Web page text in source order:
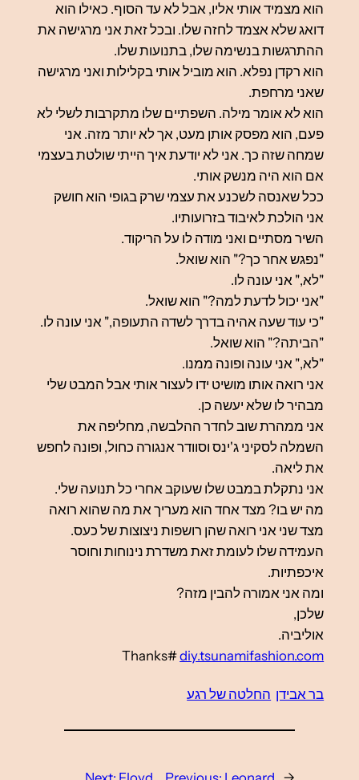
הוא מצמיד אותי אליו, אבל לא עד הסוף. כאילו הוא
דואג שלא אצמד לחזה שלו. ובכל זאת אני מרגישה את
ההתרגשות בנשימה שלו, בתנועות שלו.
הוא רקדן נפלא. הוא מוביל אותי בקלילות ואני מרגישה
שאני מרחפת.
הוא לא אומר מילה. השפתיים שלו מתקרבות לשלי לא
פעם, הוא מפסק אותן מעט, אך לא יותר מזה. אני
שמחה שזה כך. אני לא יודעת איך הייתי שולטת בעצמי
אם הוא היה מנשק אותי.
ככל שאנסה לשכנע את עצמי שרק בגופי הוא חושק
אני הולכת לאיבוד בזרועותיו.
השיר מסתיים ואני מודה לו על הריקוד.
"נפגש אחר כך?" הוא שואל.
"לא," אני עונה לו.
"אני יכול לדעת למה?" הוא שואל.
"כי עוד שעה אהיה בדרך לשדה התעופה," אני עונה לו.
"הביתה?" הוא שואל.
"לא," אני עונה ופונה ממנו.
אני רואה אותו מושיט ידו לעצור אותי אבל המבט שלי
מבהיר לו שלא יעשה כן.
אני ממהרת שוב לחדר ההלבשה, מחליפה את
השמלה לסקיני ג'ינס וסוודר אנגורה כחול, ופונה לחפש
את ליאה.
אני נתקלת במבט שלו שעוקב אחרי כל תנועה שלי.
מה יש בו? מצד אחד הוא מעריך את מה שהוא רואה
מצד שני אני רואה שהן רושפות ניצוצות של כעס.
העמידה שלו לעומת זאת משדרת נינוחות וחוסר
איכפתיות.
ומה אני אמורה להבין מזה?
שלכן,
אוליביה.
Thanks#diy.tsunamifashion.com
בר אבידן החלטה של רגע